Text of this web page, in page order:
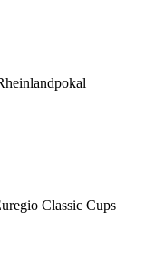
Classic Cups